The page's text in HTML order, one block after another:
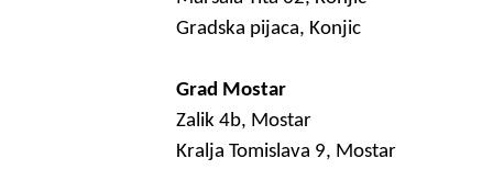
Gradska pijaca, Konjic
Grad Mostar
Zalik 4b, Mostar
Kralja Tomislava 9, Mostar